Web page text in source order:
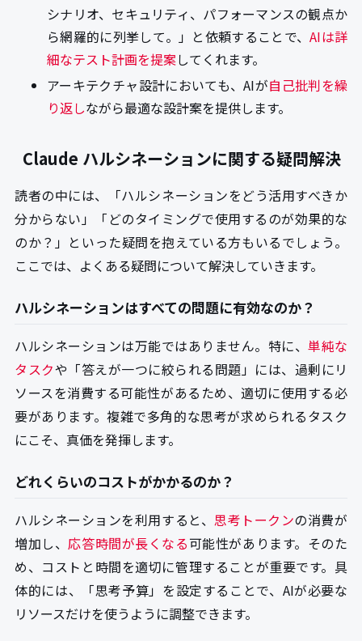
シナリオ、セキュリティ、パフォーマンスの観点か
ら網羅的に列挙して。」と依頼することで、AIは詳
細なテスト計画を提案してくれます。
アーキテクチャ設計においても、AIが自己批判を繰
り返しながら最適な設計案を提供します。
Claude ハルシネーションに関する疑問解決
読者の中には、「ハルシネーションをどう活用すべきか
分からない」「どのタイミングで使用するのが効果的な
のか？」といった疑問を抱えている方もいるでしょう。
ここでは、よくある疑問について解決していきます。
ハルシネーションはすべての問題に有効なのか？
ハルシネーションは万能ではありません。特に、 単純な
タスクや「答えが一つに絞られる問題」には、過剰にリ
ソースを消費する可能性があるため、適切に使用する必
要があります。複雑で多角的な思考が求められるタスク
にこそ、真価を発揮します。
どれくらいのコストがかかるのか？
ハルシネーションを利用すると、思考トークンの消費が
増加し、応答時間が長くなる可能性があります。そのた
め、コストと時間を適切に管理することが重要です。具
体的には、「思考予算」を設定することで、AIが必要な
リソースだけを使うように調整できます。